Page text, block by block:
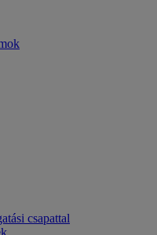
csapattal